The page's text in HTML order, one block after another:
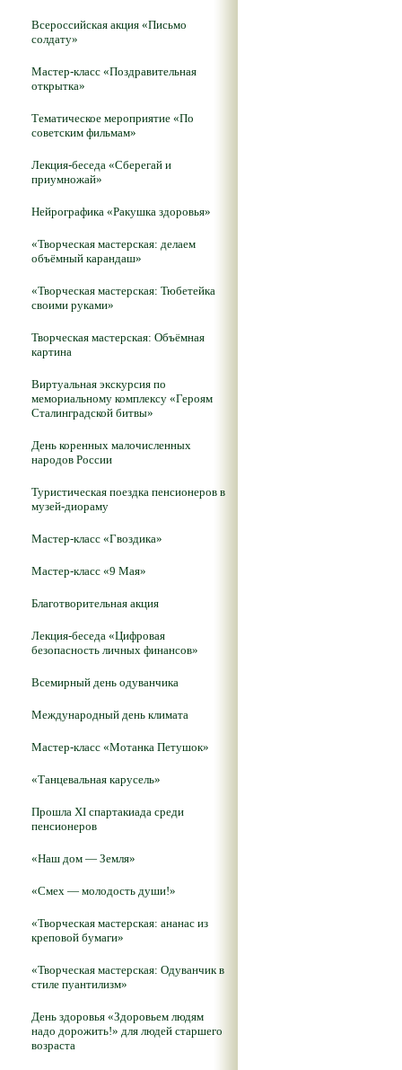
Всероссийская акция «Письмо
солдату»
Мастер-класс «Поздравительная
открытка»
Тематическое мероприятие «По
советским фильмам»
Лекция-беседа «Сберегай и
приумножай»
Нейрографика «Ракушка здоровья»
«Творческая мастерская: делаем
объёмный карандаш»
«Творческая мастерская: Тюбетейка
своими руками»
Творческая мастерская: Объёмная
картина
Виртуальная экскурсия по
мемориальному комплексу «Героям
Сталинградской битвы»
День коренных малочисленных
народов России
Туристическая поездка пенсионеров в
музей-диораму
Мастер-класс «Гвоздика»
Мастер-класс «9 Мая»
Благотворительная акция
Лекция-беседа «Цифровая
безопасность личных финансов»
Всемирный день одуванчика
Международный день климата
Мастер-класс «Мотанка Петушок»
«Танцевальная карусель»
Прошла XI спартакиада среди
пенсионеров
«Наш дом — Земля»
«Смех — молодость души!»
«Творческая мастерская: ананас из
креповой бумаги»
«Творческая мастерская: Одуванчик в
стиле пуантилизм»
День здоровья «Здоровьем людям
надо дорожить!» для людей старшего
возраста